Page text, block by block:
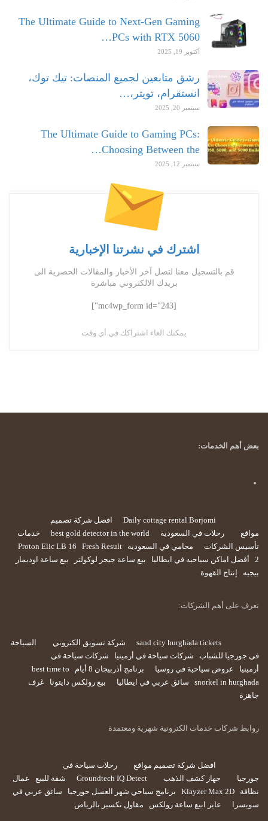
The Ultimate Guide to Next-Gen Gaming
PCs with RTX 5060…
أكتوبر 19, 2025
رشق متابعين لجميع المنصات: تيك توك،
انستقرام، تويتر،…
سبتمبر 20, 2025
The Ultimate Guide to Gaming PCs:
Choosing Between the…
سبتمبر 12, 2025
اشترك في نشرتنا الإخبارية
قم بالتسجيل معنا لتصل آخر الأخبار والمقالات الحصرية الى
بريدك الالكتروني مباشرة
[mc4wp_form id="243"]
يمكنك الغاء اشتراكك في أي وقت
بعض أهم الخدمات:
Daily cottage rental Borjomi
افضل شركة تصميم
مواقع
رحلات في السعودية best gold detector in the world
خدمات
تأسيس الشركات
محامي في السعودية Proton Elic LB 16
Fresh Result
2
أفضل اماكن سياحيه في ايطاليا بيع ساعة جيجر لوكولتر
بيع ساعة اوديمار
بيجيه
إنتاج القهوة
تعرف على أهم الشركات:
sand city hurghada tickets شركة تسويق الكتروني
السياحة
في جورجيا للشباب
شركات سياحة في أرمينيا
شركات سياحة في
أرمينيا
عروض سياحية في روسيا برنامج أذربيجان 8 أيام
best time to
snorkel in hurghada
سائق عربي في ايطاليا بيع رولكس دايتونا
غرف
جاهزة
روابط شركات خدمات الكترونية شهرية ومعتمدة
افضل شركة تصميم مواقع
رحلات سياحة في
جورجيا
جهاز كشف الذهب Groundtech IQ Detect شقة للبيع
عمال
نظافة
Klayzer Max 2D برنامج سياحي شهر العسل جورجيا
سائق عربي في
سويسرا
عايز ابيع ساعة رولكس مقاول تكسير بالرياض